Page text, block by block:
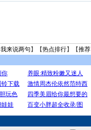
我来说两句 】【热点排行】【推荐